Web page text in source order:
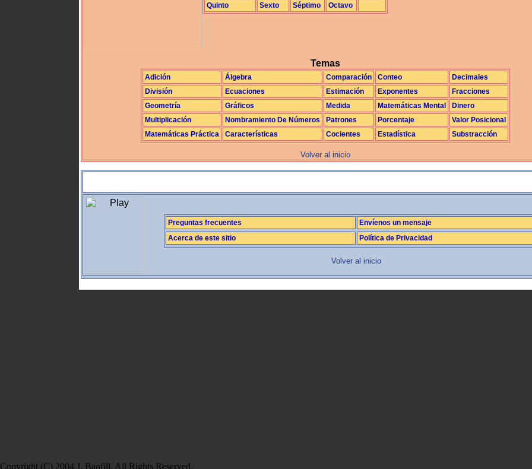
Quinto
Sexto Séptimo Octavo
Temas
Adición Álgebra Comparación Conteo
Decimales
División
Ecuaciones Estimación Exponentes
Fracciones
Geometría
Gráficos Medida Matemáticas Mental
Dinero
Multiplicación
Nombramiento De Números Patrones Porcentaje
Valor Posicional
Matemáticas Práctica
Características Cocientes Estadística Substracción
Volver al inicio
Preguntas frecuentes
Envíenos un mensaje
Acerca de este sitio
Política de Privacidad
Volver al inicio
Copyright (C) 2004 J. Banfill. All Rights Reserved.